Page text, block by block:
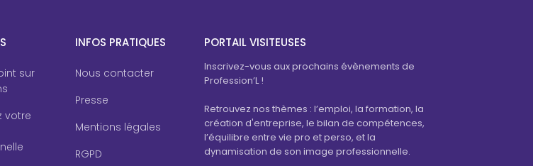
sur
votre
INFOS PRATIQUES
Nous contacter
Presse
Mentions légales
RGPD
PORTAIL VISITEUSES
Inscrivez-vous aux prochains évènements de
Profession’L !
Retrouvez nos thèmes : l’emploi, la formation, la
création d'entreprise, le bilan de compétences,
l’équilibre entre vie pro et perso, et la
dynamisation de son image professionnelle.